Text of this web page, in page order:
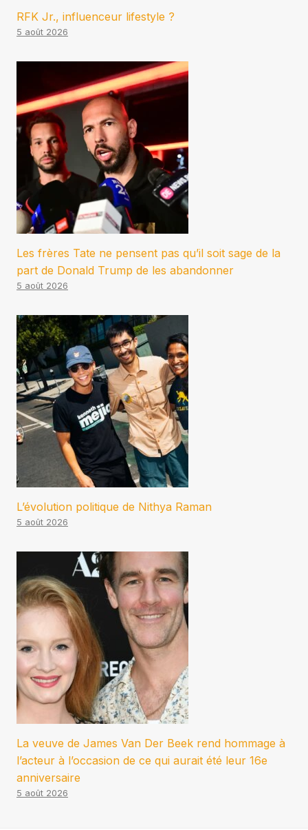
RFK Jr., influenceur lifestyle ?
5 août 2026
Les frères Tate ne pensent pas qu’il soit sage de la
part de Donald Trump de les abandonner
5 août 2026
L’évolution politique de Nithya Raman
5 août 2026
La veuve de James Van Der Beek rend hommage à
l’acteur à l’occasion de ce qui aurait été leur 16e
anniversaire
5 août 2026